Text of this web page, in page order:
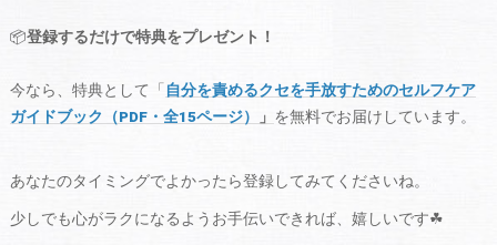
📦登録するだけで特典をプレゼント！
今なら、特典として「 自分を責めるクセを手放すためのセルフケア
ガイドブック（PDF・全15ページ）
」 を無料でお届けしています。
あなたのタイミングでよかったら登録してみてくださいね。
少しでも心がラクになるようお手伝いできれば、嬉しいです☘